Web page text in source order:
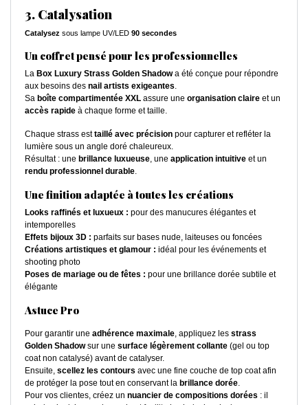
3. Catalysation
Catalysez sous lampe UV/LED 90 secondes
Un coffret pensé pour les professionnelles
La Box Luxury Strass Golden Shadowa été conçue pour répondre
aux besoins des nail artists exigeantes.
Sa boîte compartimentée XXL assure une organisation claire et un
accès rapide à chaque forme et taille.
Chaque strass esttaillé avec précision pour capturer et refléter la
lumière sous un angle doré chaleureux.
Résultat : une brillance luxueuse, une application intuitive et un
rendu professionnel durable.
Une finition adaptée à toutes les créations
Looks raffinés et luxueux : pour des manucures élégantes et
intemporelles
Effets bijoux 3D : parfaits sur bases nude, laiteuses ou foncées
Créations artistiques et glamour : idéal pour les événements et
shooting photo
Poses de mariage ou de fêtes : pour une brillance dorée subtile et
élégante
Astuce Pro
Pour garantir une adhérence maximale, appliquez les strass
Golden Shadowsur une surface légèrement collante (gel ou top
coat non catalysé) avant de catalyser.
Ensuite, scellez les contours avec une fine couche de top coat afin
de protéger la pose tout en conservant la brillance dorée.
Pour vos clientes, créez un nuancier de compositions dorées : il